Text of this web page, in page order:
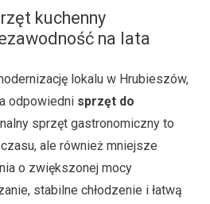
kuchenny
na lata
lokalu w Hrubieszów,
odpowiedni sprzęt do
sprzęt gastronomiczny to
ale również mniejsze
o zwiększonej mocy
stabilne chłodzenie i łatwą